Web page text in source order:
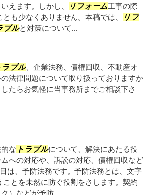
えます。しかし、
リフォーム工事の際
も少なくありません。本稿では、
リフ
ブルと対策について...
ラブル、企業法務、債権回収、不動産オ
法律問題について取り扱っておりますか
たらお気軽に当事務所までご相談下さ
な トラブルについて、解決にあたる役
への対応や、訴訟の対応、債権回収など
は、予防法務です。予防法務とは、文字
ことを未然に防ぐ役割をさします。契約
）などが予防...